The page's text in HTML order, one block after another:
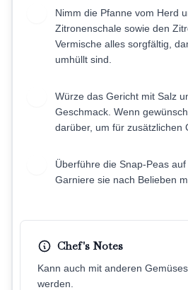
Nimm die Pfanne vom Herd
Zitronenschale sowie den
Vermische alles sorgfältig,
umhüllt sind.
Würze das Gericht mit Salz
Geschmack. Wenn
darüber, um für zusätzlichen
Überführe die Snap-Peas
Garniere sie nach Belieben
Chef's Notes
Kann auch mit anderen
werden.